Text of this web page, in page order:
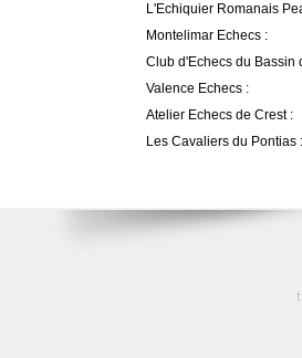
L'Echiquier Romanais
Montelimar Echecs :
Club d'Echecs du Bassin
Valence Echecs :
Atelier Echecs de Crest :
Les Cavaliers du Pontias :